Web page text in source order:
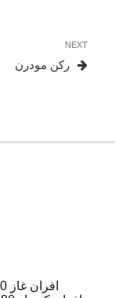
Next
NEXT
ركن مودرن
افران غاز 90 سم